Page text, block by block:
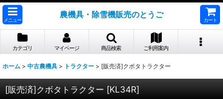
メニュー
農機具・除雪機販売のとうご
カート
カテゴリ マイページ 商品検索 ご利用案内
ホーム > 中古農機具 > トラクター > [販売済]クボタトラクター
[販売済]クボタトラクター [KL34R]